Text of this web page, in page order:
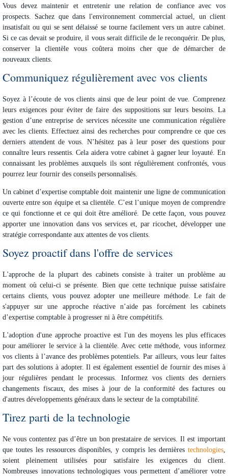
Vous devez maintenir et entretenir une relation de confiance avec vos
prospects. Sachez que dans l'environnement commercial actuel, un client
insatisfait ou qui se sent délaissé se tourne facilement vers un autre cabinet.
Si ce cas devait se produire, il vous serait difficile de le reconquérir. De plus,
conserver la clientèle vous coûtera moins cher que de démarcher de
nouveaux clients.
Communiquez régulièrement avec vos clients
Soyez à l’écoute de vos clients ainsi que de leur point de vue. Comprenez
leurs exigences pour éviter de faire des suppositions sur leurs besoins. La
gestion d’une entreprise de services nécessite une communication régulière
avec les clients. Effectuez ainsi des recherches pour comprendre ce que ces
derniers attendent de vous. N’hésitez pas à leur poser des questions pour
connaître leurs ressentis. Cela aidera votre cabinet à gagner leur loyauté. En
connaissant les problèmes auxquels ils sont régulièrement confrontés, vous
pourrez leur fournir des conseils personnalisés.
Un cabinet d’expertise comptable doit maintenir une ligne de communication
ouverte entre son équipe et sa clientèle. C’est l’unique moyen de comprendre
ce qui fonctionne et ce qui doit être amélioré. De cette façon, vous pouvez
apporter une innovation dans vos services et, par ricochet, développer une
stratégie correspondante aux attentes de vos clients.
Soyez proactif dans l'offre de services
L'approche de la plupart des cabinets consiste à traiter un problème au
moment où celui-ci se présente. Bien que cette technique puisse satisfaire
certains clients, vous pouvez adopter une meilleure méthode. Le fait de
s'appuyer sur une approche réactive n’aide pas forcément les cabinets
d’expertise comptable à progresser ni à être compétitifs.
L'adoption d'une approche proactive est l'un des moyens les plus efficaces
pour améliorer le service à la clientèle. Avec cette méthode, vous informez
vos clients à l’avance des problèmes potentiels. Par ailleurs, vous leur faites
part des solutions à adopter. Il est également essentiel de fournir des mises à
jour régulières pendant le processus. Informez vos clients des derniers
changements fiscaux, des mises à jour de la conformité des factures ou
d'autres développements généraux dans le secteur de la comptabilité.
Tirez parti de la technologie
Ne vous contentez pas d’être un bon prestataire de services. Il est important
que toutes les ressources disponibles, y compris les dernières technologies,
soient pleinement utilisées pour satisfaire les exigences du client.
Nombreuses innovations technologiques vous permettent d’améliorer votre